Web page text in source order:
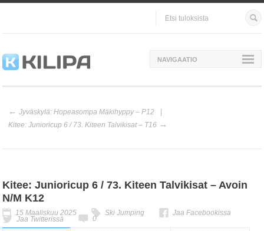
NAVIGAATIO
Jyväskylä: Hopeasompa Mäkihyppy – P12
Kitee: Junioricup 6 / 73. Kiteen Talvikisat – T16
Kitee: Junioricup 6 / 73. Kiteen Talvikisat – Avoin
N/M K12
15 Maaliskuu 2025 Ski Jumping Jaa Facebookissa
Jaa Twitterissä 0